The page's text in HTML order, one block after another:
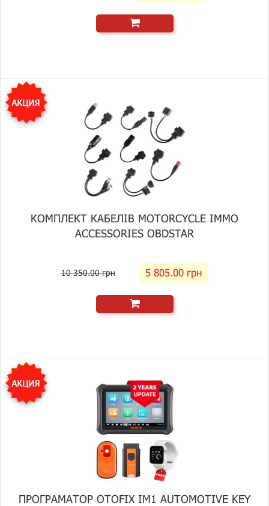
КОМПЛЕКТ КАБЕЛІВ MOTORCYCLE IMMO
ACCESSORIES OBDSTAR
10 350.00 грн 5 805.00 грн
ПРОГРАМАТОР OTOFIX IM1 AUTOMOTIVE KEY